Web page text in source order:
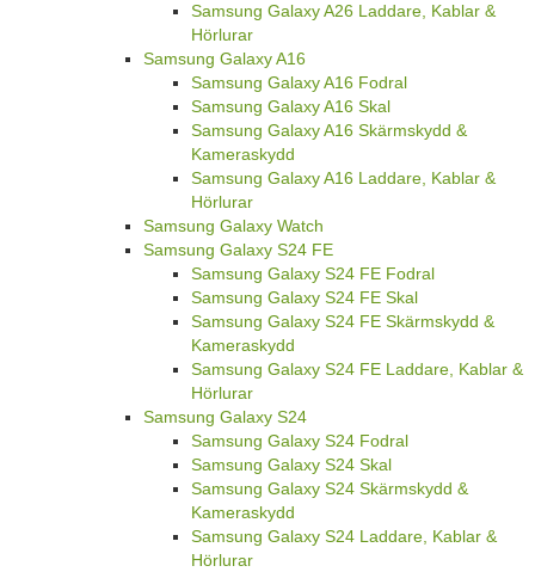
Samsung Galaxy A26 Laddare, Kablar &
Hörlurar
Samsung Galaxy A16
Samsung Galaxy A16 Fodral
Samsung Galaxy A16 Skal
Samsung Galaxy A16 Skärmskydd &
Kameraskydd
Samsung Galaxy A16 Laddare, Kablar &
Hörlurar
Samsung Galaxy Watch
Samsung Galaxy S24 FE
Samsung Galaxy S24 FE Fodral
Samsung Galaxy S24 FE Skal
Samsung Galaxy S24 FE Skärmskydd &
Kameraskydd
Samsung Galaxy S24 FE Laddare, Kablar &
Hörlurar
Samsung Galaxy S24
Samsung Galaxy S24 Fodral
Samsung Galaxy S24 Skal
Samsung Galaxy S24 Skärmskydd &
Kameraskydd
Samsung Galaxy S24 Laddare, Kablar &
Hörlurar